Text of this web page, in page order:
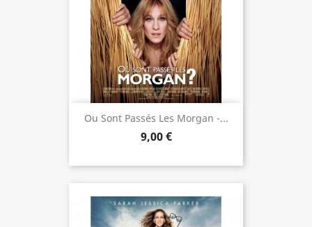
Ou Sont Passés Les Morgan -...
9,00 €